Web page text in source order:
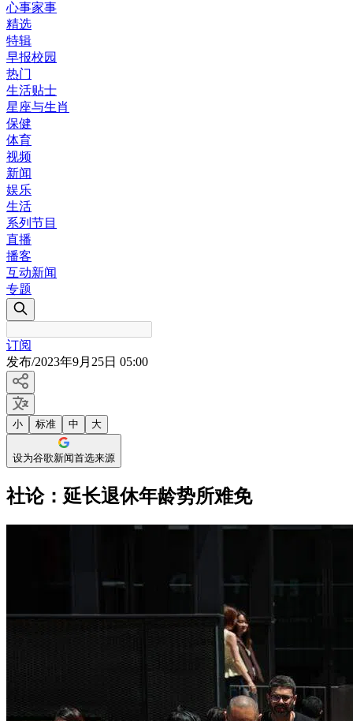
心事家事
精选
特辑
早报校园
热门
生活贴士
星座与生肖
保健
体育
视频
新闻
娱乐
生活
系列节目
直播
播客
互动新闻
专题
订阅
发布/2023年9月25日 05:00
小 标准 中 大
设为谷歌新闻首选来源
社论：延长退休年龄势所难免